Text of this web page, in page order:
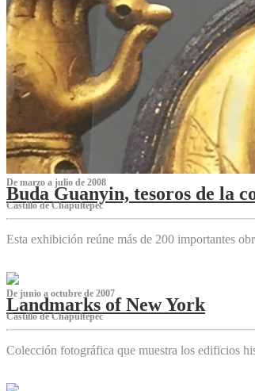
De marzo a julio de 2008
Buda Guanyin, tesoros de la
Castillo de Chapultepec
Esta exhibición reúne más de 200 importantes
De junio a octubre de 2007
Landmarks of New York
Castillo de Chapultepec
Colección fotográfica que muestra los edificios